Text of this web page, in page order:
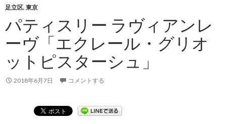
キ
プ
足立区, 東京
パティスリー ラヴィアンレ
ーヴ「エクレール・グリオ
ットピスターシュ」
2018年6月7日 コメントする